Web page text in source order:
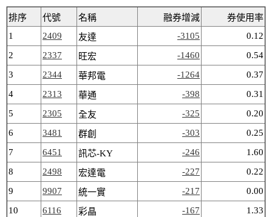
排序 代號 名稱 融券增減
券使用率
1
2409 友達 -3105
0.12
2
2337 旺宏 -1460
0.54
3
2344 華邦電 -1264
0.37
4
2313 華通 -398
0.31
5
2305 全友 -325
0.20
6
3481 群創 -303
0.25
7
6451 訊芯-KY -246
1.60
8
2498 宏達電 -227
0.22
9
9907 統一實 -217
0.00
10
6116 彩晶 -167 1.33